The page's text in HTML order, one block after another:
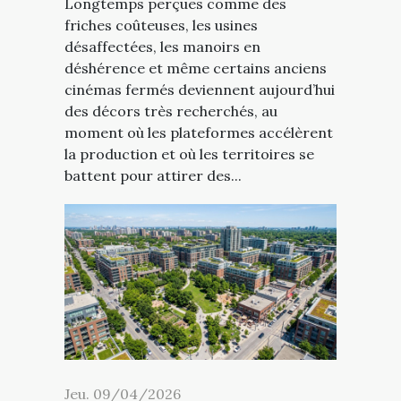
friches coûteuses, les usines
désaffectées, les manoirs en
déshérence et même certains anciens
cinémas fermés deviennent aujourd’hui
des décors très recherchés, au
moment où les plateformes accélèrent
la production et où les territoires se
battent pour attirer des...
Jeu. 09/04/2026